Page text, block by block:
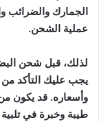
الجمارك والضرائب
عملية الشحن.
لذلك، قبل شحن
يجب عليك التأكد
وأسعاره. قد يكون
طيبة وخبرة في